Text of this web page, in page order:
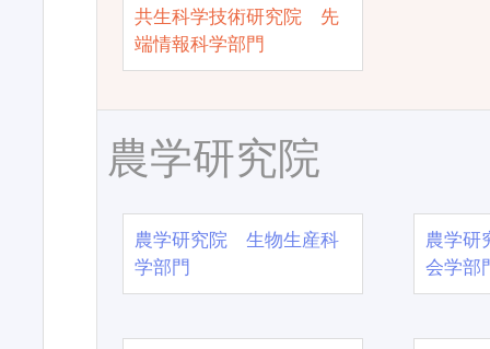
共生科学技術研究院 先
端情報科学部門
農学研究院
農学研究院 生物生産科
学部門
農学
会学部